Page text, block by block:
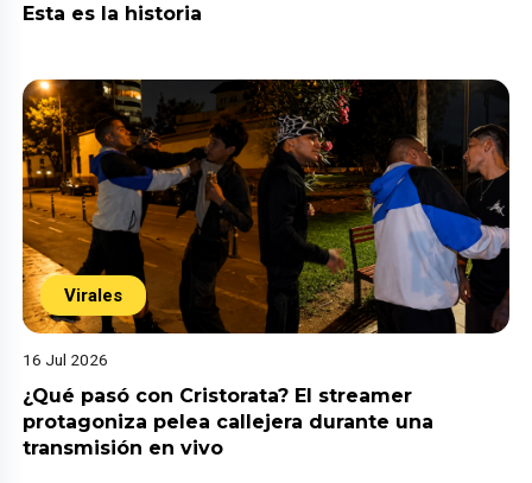
Esta es la historia
Virales
16 Jul 2026
¿Qué pasó con Cristorata? El streamer
protagoniza pelea callejera durante una
transmisión en vivo